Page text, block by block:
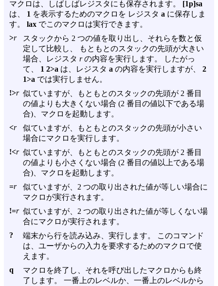
マクロは、しばしばレジスタにも保存されます。 [1p]sa
は、 1 を表示するためのマクロを レジスタ a に保存しま
す。 lax でこのマクロは実行できます。
>r
スタックから 2 つの値を取り出し、それらを数と仮
定して比較し、 もともとのスタックの先頭が大きい
場合、レジスタ rの内容を実行します。 したがっ
て、 1 2>a は、レジスタ a の内容を実行しますが、 2
1>a では実行しません。
!>r 似ていますが、もともとのスタックの先頭が 2 番目
の値よりも大きくない場合 (2 番目の値以下である場
合)、マクロを起動します。
<r
似ていますが、もともとのスタックの先頭が小さい
場合にマクロを実行します。
!<r 似ていますが、もともとのスタックの先頭が 2 番目
の値よりも小さくない場合 (2 番目の値以上である場
合)、マクロを起動します。
=r
似ていますが、2 つの取り出された値が等しい場合に
マクロが実行されます。
!=r 似ていますが、2 つの取り出された値が等しくない場
合にマクロが実行されます。
?
端末から行を読み込み、実行します。 このコマンド
は、ユーザからの入力を要求するためのマクロで使
えます。
q
マクロを終了し、それを呼び出したマクロからも終
了します。 一番上のレベルか、一番上のレベルから